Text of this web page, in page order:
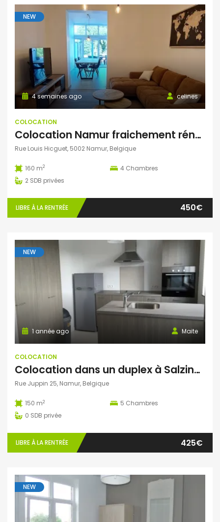
NEW
celines
4 semaines ago
COLOCATION
Colocation Namur fraichement rénovée 4 filles (jeunes travailleurs, pas étudiants)- 2 chambres libres
Rue Louis Hicguet, 5002 Namur, Belgique
160 m2 4 Chambres
2 SDB privées
LIBRE À LA RENTRÉE 450€
NEW
Maite
1 année ago
COLOCATION
Colocation dans un duplex à Salzinnes
Rue Juppin 25, Namur, Belgique
150 m2 5 Chambres
0 SDB privée
LIBRE À LA RENTRÉE 425€
NEW